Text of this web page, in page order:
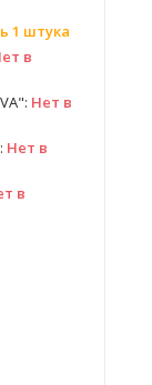
1 штука
в
Нет в
Нет в
в